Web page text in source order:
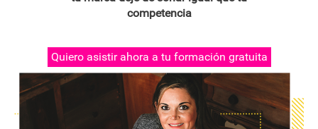
competencia
Quiero asistir ahora a tu formación gratuita